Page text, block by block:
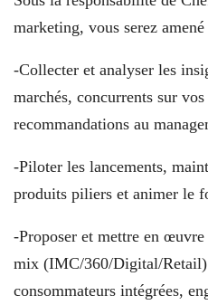
marketing, vous serez
-Collecter et analyser les
marchés, concurrents sur
recommandations au
-Piloter les lancements,
produits piliers et animer le
-Proposer et mettre en
mix (IMC/360/Digital/Retail)
consommateurs intégrées,